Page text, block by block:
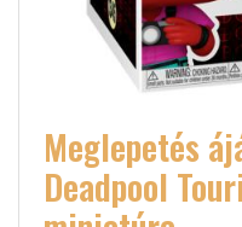
Meglepetés
Deadpool